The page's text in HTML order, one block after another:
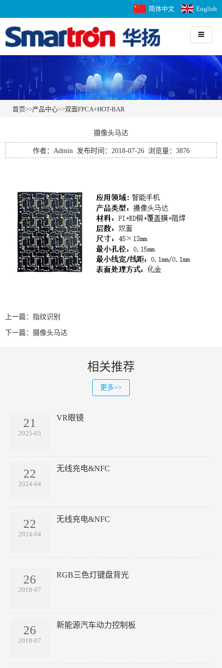
简体中文 English
首页>>产品中心>>双面FPCA+HOT-BAR
摄像头马达
作者：Admin 发布时间：2018-07-26 浏览量：3876
上一篇： 指纹识别
下一篇： 摄像头马达
相关推荐
更多>>
21
2025-03
VR眼镜
22
2024-04
无线充电&NFC
22
2024-04
无线充电&NFC
26
2018-07
RGB三色灯键盘背光
26
2018-07
新能源汽车动力控制板